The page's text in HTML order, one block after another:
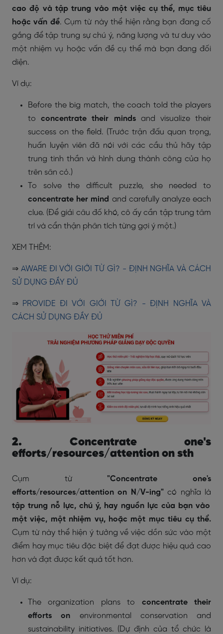
cao độ và tập trung vào một việc cụ thể, mục tiêu
hoặc vấn đề. Cụm từ này thể hiện rằng bạn đang cố
gắng để tập trung sự chú ý, năng lượng và tư duy vào
một nhiệm vụ hoặc vấn đề cụ thể mà bạn đang đối
diện.
Ví dụ:
Before the big match, the coach told the players
toconcentrate their mindsand visualize their
success on the field. (Trước trận đấu quan trọng,
huấn luyện viên đã nói với các cầu thủ hãy tập
trung tinh thần và hình dung thành công của họ
trên sân cỏ.)
To solve the difficult puzzle, she needed to
concentrate her mind and carefully analyze each
clue. (Để giải câu đố khó, cô ấy cần tập trung tâm
trí và cẩn thận phân tích từng gợi ý một.)
XEM THÊM:
⇒ AWARE ĐI VỚI GIỚI TỪ GÌ? - ĐỊNH NGHĨA VÀ CÁCH
SỬ DỤNG ĐẦY ĐỦ
⇒ PROVIDE ĐI VỚI GIỚI TỪ GÌ? - ĐỊNH NGHĨA VÀ
CÁCH SỬ DỤNG ĐẦY ĐỦ
2. Concentrate one's
efforts/resources/attention on sth
Cụm từ"Concentrate one's
efforts/resources/attention on N/V-ing"có nghĩa là
tập trung nỗ lực, chú ý, hay nguồn lực của bạn vào
một việc, một nhiệm vụ, hoặc một mục tiêu cụ thể.
Cụm từ này thể hiện ý tưởng về việc dồn sức vào một
điểm hay mục tiêu đặc biệt để đạt được hiệu quả cao
hơn và đạt được kết quả tốt hơn.
Ví dụ:
The organization plans to concentrate their
efforts on environmental conservation and
sustainability initiatives. (Dự định của tổ chức là